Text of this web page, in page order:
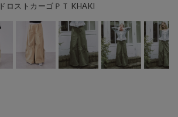
ドロストカーゴＰＴ KHAKI